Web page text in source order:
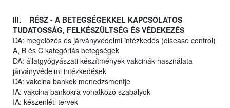
III. RÉSZ - A BETEGSÉGEKKEL KAPCSOLATOS
TUDATOSSÁG, FELKÉSZÜLTSÉG ÉS VÉDEKEZÉS
DA: megelőzés és járványvédelmi intézkedés (disease control)
A, B és C kategóriás betegségek
DA: állatgyógyászati készítmények vakcinák használata
járványvédelmi intézkedések
DA: vakcina bankok menedzsmentje
IA: vakcina bankokra vonatkozó szabályok
IA: készenléti tervek